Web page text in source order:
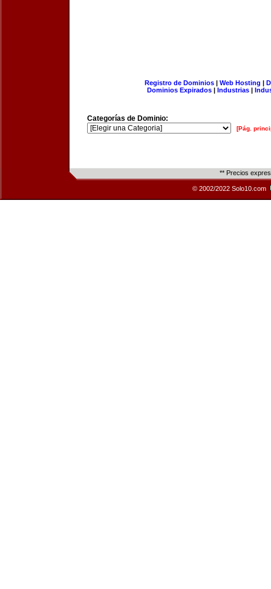
Registro de Dominios| Web Hosting |
Dominios Expirados | Industrias |
Categorías de Dominio:
[Pág.
** Precios
© 2002/2022 Solo10.com